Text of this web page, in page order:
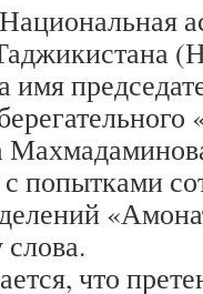
имя
попытками
что